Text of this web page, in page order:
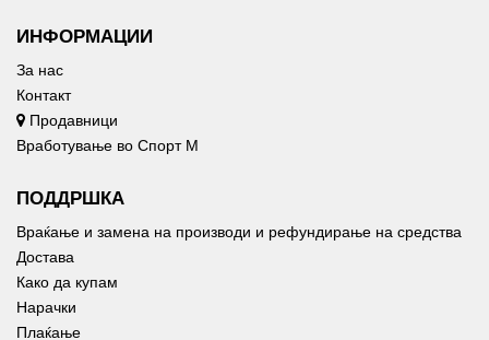
ИНФОРМАЦИИ
За нас
Контакт
Продавници
Вработување во Спорт М
ПОДДРШКА
Враќање и замена на производи и рефундирање на средства
Достава
Како да купам
Нарачки
Плаќање